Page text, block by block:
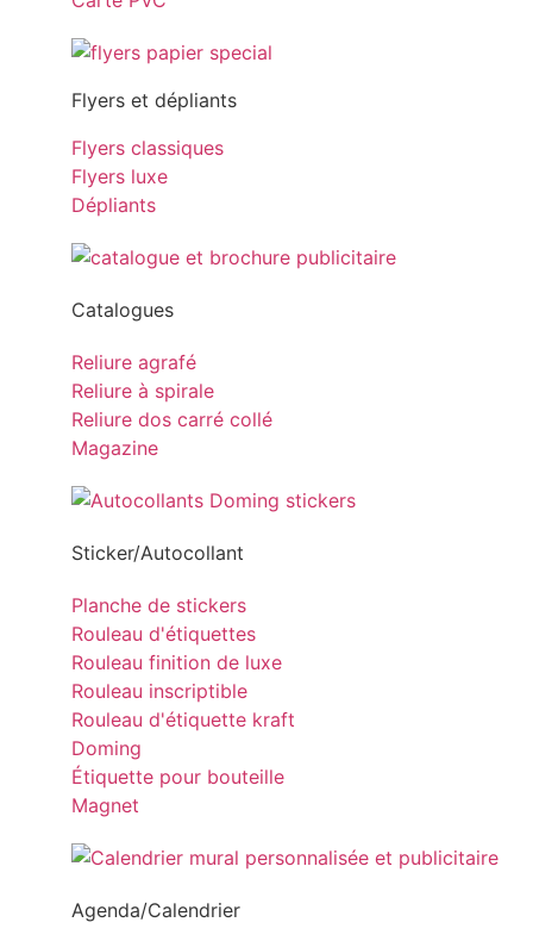
Flyers et dépliants
Flyers classiques
Flyers luxe
Dépliants
Catalogues
Reliure agrafé
Reliure à spirale
Reliure dos carré collé
Magazine
Sticker/Autocollant
Planche de stickers
Rouleau d'étiquettes
Rouleau finition de luxe
Rouleau inscriptible
Rouleau d'étiquette kraft
Doming
Étiquette pour bouteille
Magnet
Agenda/Calendrier